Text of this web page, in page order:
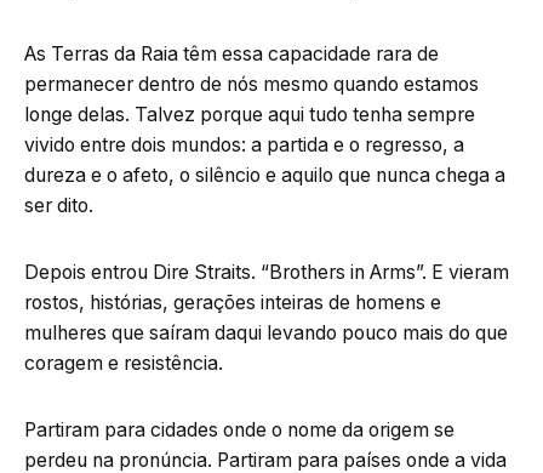
As Terras da Raia têm essa capacidade rara de
permanecer dentro de nós mesmo quando estamos
longe delas. Talvez porque aqui tudo tenha sempre
vivido entre dois mundos: a partida e o regresso, a
dureza e o afeto, o silêncio e aquilo que nunca chega a
ser dito.
Depois entrou Dire Straits. “Brothers in Arms”. E vieram
rostos, histórias, gerações inteiras de homens e
mulheres que saíram daqui levando pouco mais do que
coragem e resistência.
Partiram para cidades onde o nome da origem se
perdeu na pronúncia. Partiram para países onde a vida